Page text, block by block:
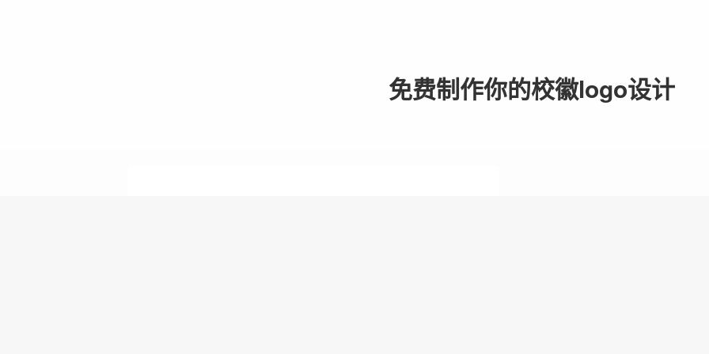
免费制作你的校徽logo设计